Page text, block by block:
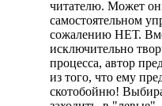
читателю. Может он
самостоятельном
сожалению НЕТ.
исключительно
процесса, автор
из того, что ему
скотобойню!